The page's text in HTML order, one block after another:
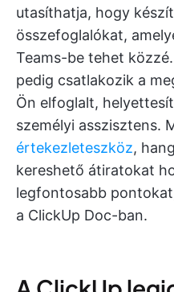
utasíthatja, hogy
összefoglalókat,
Teams-be tehet közzé.
pedig csatlakozik a
Ön elfoglalt,
személyi asszisztens.
értekezleteszköz,
kereshető átiratokat
legfontosabb
a ClickUp Doc-ban.